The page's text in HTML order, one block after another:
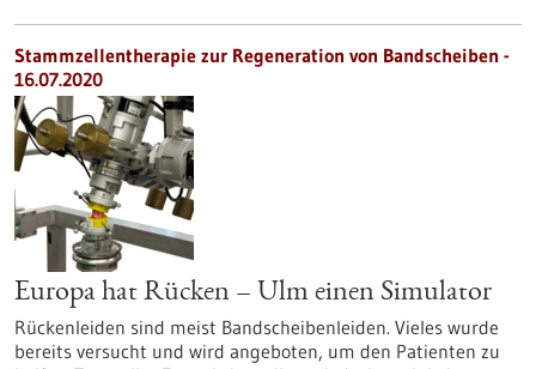
Stammzellentherapie zur Regeneration von Bandscheiben -
16.07.2020
Europa hat Rücken – Ulm einen Simulator
Rückenleiden sind meist Bandscheibenleiden. Vieles wurde
bereits versucht und wird angeboten, um den Patienten zu